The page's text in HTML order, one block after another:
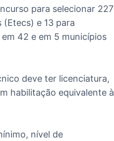
para selecionar 227
(Etecs) e 13 para
42 e em 5 municípios
deve ter licenciatura,
habilitação equivalente à
nível de